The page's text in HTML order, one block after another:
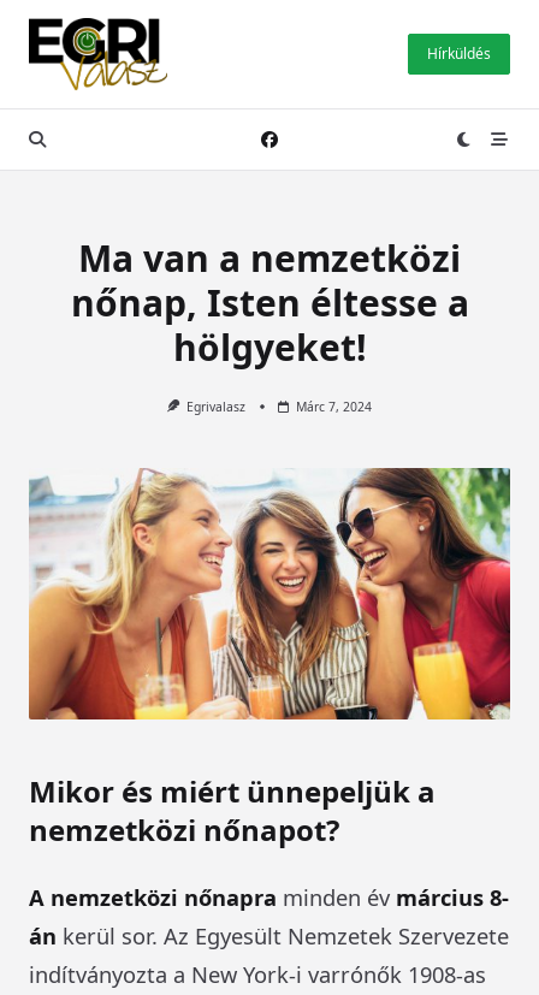
Skip
content
Hírküldés
Ma van a nemzetközi
nőnap, Isten éltesse a
hölgyeket!
Egrivalasz Márc 7, 2024
Mikor és miért ünnepeljük a
nemzetközi nőnapot?
A nemzetközi nőnapra minden év március 8-
án kerül sor. Az Egyesült Nemzetek Szervezete
indítványozta a New York-i varrónők 1908-as